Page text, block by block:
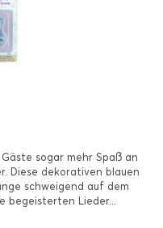
sogar mehr Spaß an
Diese dekorativen blauen
schweigend auf dem
begeisterten Lieder...